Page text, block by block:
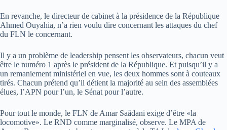
En revanche, le directeur de cabinet à la présidence de la République
Ahmed Ouyahia, n’a rien voulu dire concernant les attaques du chef
du FLN le concernant.
Il y a un problème de leadership pensent les observateurs, chacun veut
être le numéro 1 après le président de la République. Et puisqu’il y a
un remaniement ministériel en vue, les deux hommes sont à couteaux
tirés. Chacun prétend qu’il détient la majorité au sein des assemblées
élues, l’APN pour l’un, le Sénat pour l’autre.
Pour tout le monde, le FLN de Amar Saâdani exige d’être «la
locomotive». Le RND comme marginalisé, observe. Le MPA de